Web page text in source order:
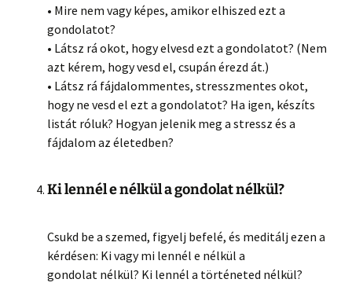
• Mire nem vagy képes, amikor elhiszed ezt a
gondolatot?
• Látsz rá okot, hogy elvesd ezt a gondolatot? (Nem
azt kérem, hogy vesd el, csupán érezd át.)
• Látsz rá fájdalommentes, stresszmentes okot,
hogy ne vesd el ezt a gondolatot? Ha igen, készíts
listát róluk? Hogyan jelenik meg a stressz és a
fájdalom az életedben?
Ki lennél e nélkül a gondolat nélkül?
Csukd be a szemed, figyelj befelé, és meditálj ezen a
kérdésen: Ki vagy mi lennél e nélkül a
gondolat nélkül? Ki lennél a történeted nélkül?